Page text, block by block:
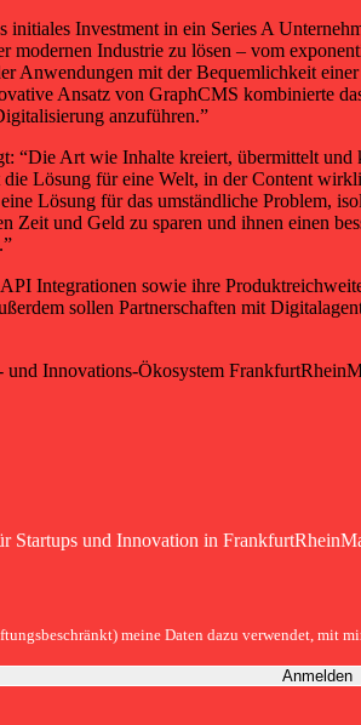
initiales Investment in ein Series A
modernen Industrie zu lösen – vom
Anwendungen mit der Bequemlichkeit
Ansatz von GraphCMS kombinierte
anzuführen.”
Art wie Inhalte kreiert, übermittelt und
Lösung für eine Welt, in der Content
Lösung für das umständliche Problem,
und Geld zu sparen und ihnen einen
Integrationen sowie ihre
sollen Partnerschaften mit
Innovations-Ökosystem
Startups und Innovation in
meine Daten dazu verwendet,